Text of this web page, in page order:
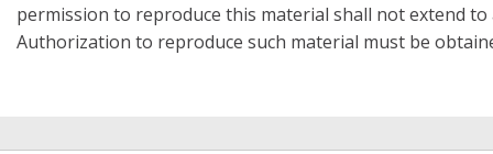
permission to reproduce this material shall not extend
Authorization to reproduce such material must be